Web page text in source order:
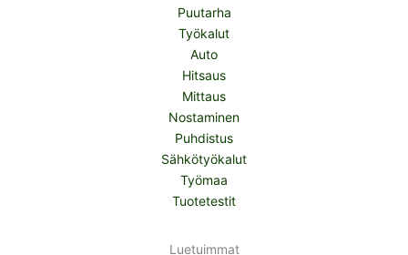
Puutarha
Työkalut
Auto
Hitsaus
Mittaus
Nostaminen
Puhdistus
Sähkötyökalut
Työmaa
Tuotetestit
Luetuimmat